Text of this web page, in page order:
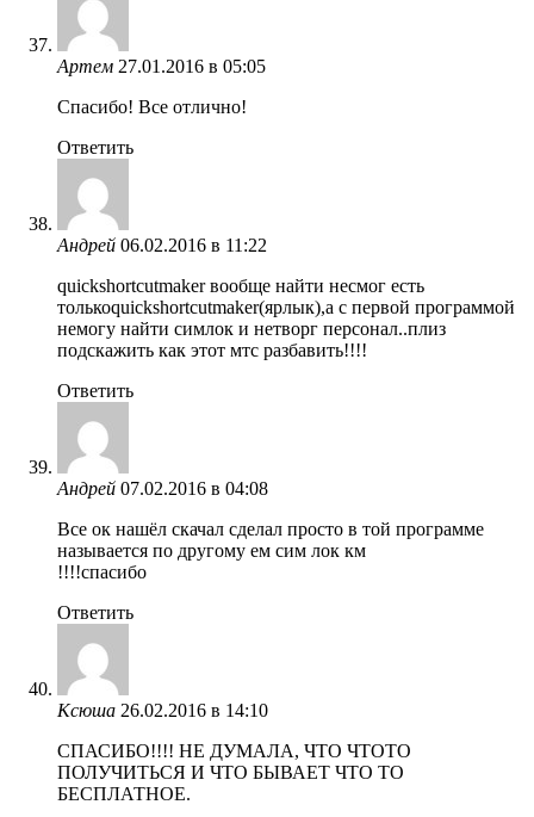
Артем 27.01.2016 в 05:05
Спасибо! Все отлично!
Ответить
Андрей 06.02.2016 в 11:22
quickshortcutmaker вообще найти несмог есть
толькоquickshortcutmaker(ярлык),а с первой программой
немогу найти симлок и нетворг персонал..плиз
подскажить как этот мтс разбавить!!!!
Ответить
Андрей 07.02.2016 в 04:08
Все ок нашёл скачал сделал просто в той программе
называется по другому ем сим лок км
!!!!спасибо
Ответить
Ксюша 26.02.2016 в 14:10
СПАСИБО!!!! НЕ ДУМАЛА, ЧТО ЧТОТО
ПОЛУЧИТЬСЯ И ЧТО БЫВАЕТ ЧТО ТО
БЕСПЛАТНОЕ.